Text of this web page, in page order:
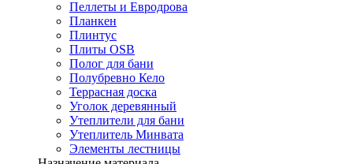
Пеллеты и Евродрова
Планкен
Плинтус
Плиты OSB
Полог для бани
Полубревно Кело
Террасная доска
Уголок деревянный
Утеплители для бани
Утеплитель Минвата
Элементы лестницы